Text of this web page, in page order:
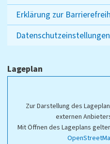
Erklärung zur
Lageplan
Zur Darstellung des
externen
Mit Öffnen des Lageplans